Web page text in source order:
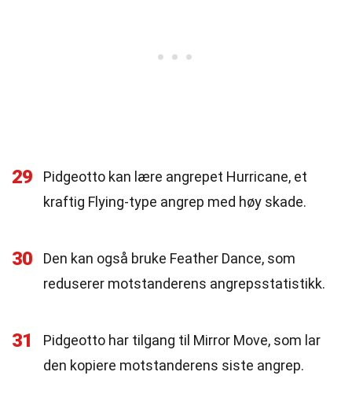
29
Pidgeotto kan lære angrepet Hurricane, et
kraftig Flying-type angrep med høy skade.
30
Den kan også bruke Feather Dance, som
reduserer motstanderens angrepsstatistikk.
31
Pidgeotto har tilgang til Mirror Move, som lar
den kopiere motstanderens siste angrep.